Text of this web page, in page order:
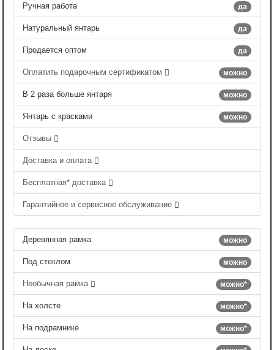
да
Ручная работа
да
Натуральный янтарь
да
Продается оптом
можно
Оплатить подарочным сертификатом
можно
В 2 раза больше янтаря
можно
Янтарь с красками
Отзывы
Доставка и оплата
Бесплатная* доставка
Гарантийное и сервисное обслуживание
можно
Деревянная рамка
можно
Под стеклом
можно*
Необычная рамка
можно*
На холсте
можно*
На подрамнике